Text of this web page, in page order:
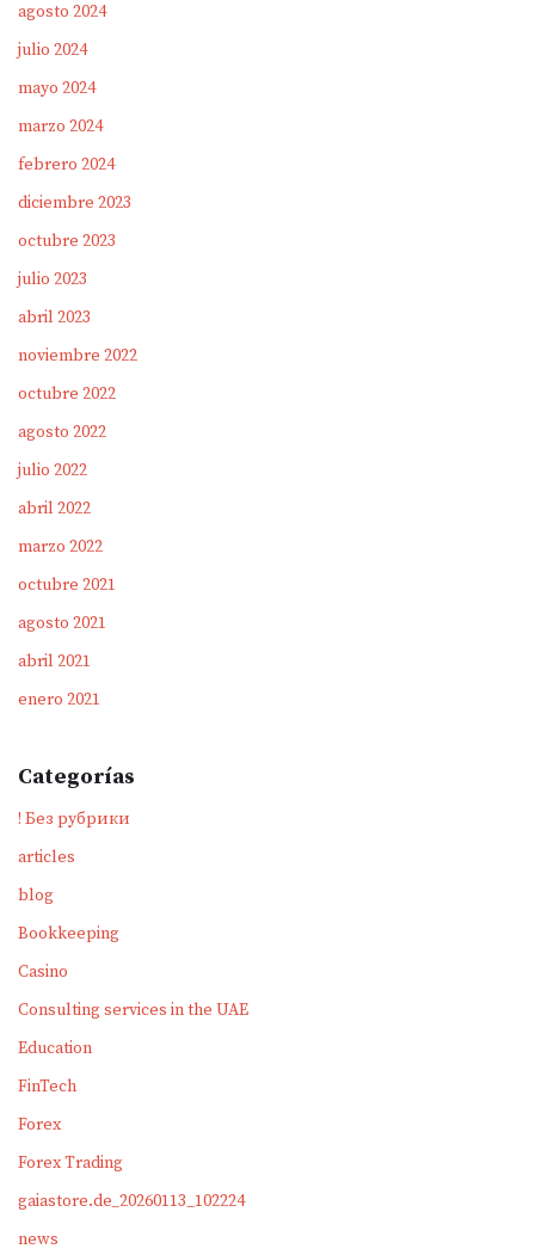
agosto 2024
julio 2024
mayo 2024
marzo 2024
febrero 2024
diciembre 2023
octubre 2023
julio 2023
abril 2023
noviembre 2022
octubre 2022
agosto 2022
julio 2022
abril 2022
marzo 2022
octubre 2021
agosto 2021
abril 2021
enero 2021
Categorías
! Без рубрики
articles
blog
Bookkeeping
Casino
Consulting services in the UAE
Education
FinTech
Forex
Forex Trading
gaiastore.de_20260113_102224
news